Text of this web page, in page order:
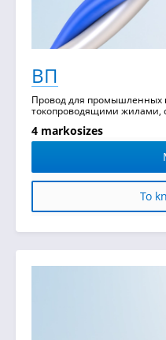
ВП
Провод для промышленных
токопроводящими жилами,
4 markosizes
To